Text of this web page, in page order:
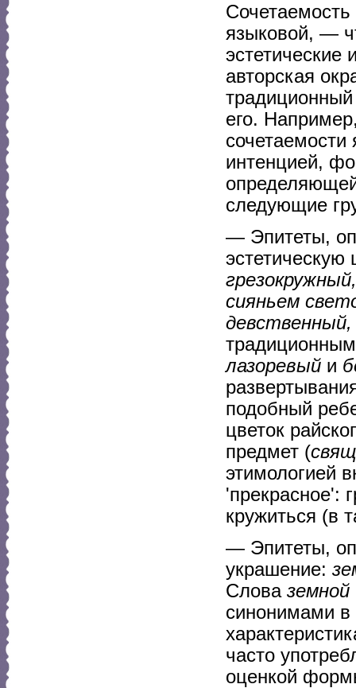
языковой, —
эстетические
авторская
его.
сочетаемости
интенцией,
следующие
— Эпитеты,
эстетическую
сияньем
лазоревый и
подобный
цветок
предмет (
этимологией
'прекрасное':
кружиться (в
— Эпитеты,
украшение:
Слова земной
синонимами
часто
оценкой